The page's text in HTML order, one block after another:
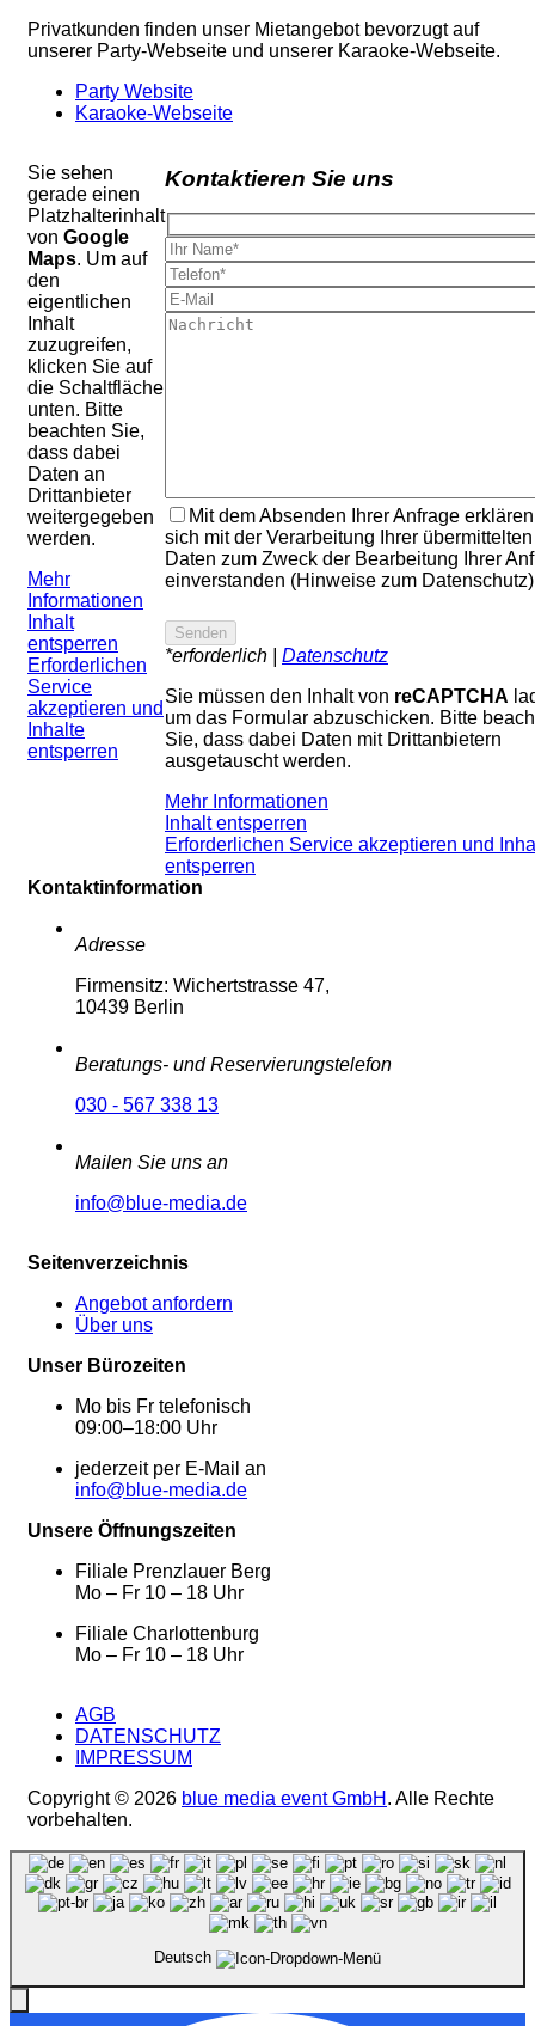
Privatkunden finden unser Mietangebot bevorzugt auf
unserer Party-Webseite und unserer Karaoke-Webseite.
Party Website
Karaoke-Webseite
Sie sehen
gerade einen
Platzhalterinhalt
von Google
Maps. Um auf
den
eigentlichen
Inhalt
zuzugreifen,
klicken Sie auf
die Schaltfläche
unten. Bitte
beachten Sie,
dass dabei
Daten an
Drittanbieter
weitergegeben
werden.
Mehr
Informationen
Inhalt
entsperren
Erforderlichen
Service
akzeptieren und
Inhalte
entsperren
Kontaktieren Sie uns
Mit dem Absenden Ihrer Anfrage
sich mit der Verarbeitung Ihrer übermittelten
Daten zum Zweck der Bearbeitung Ihrer
einverstanden (Hinweise zum Datenschutz)
*erforderlich | Datenschutz
Sie müssen den Inhalt von reCAPTCHA
um das Formular abzuschicken. Bitte
Sie, dass dabei Daten mit Drittanbietern
ausgetauscht werden.
Mehr Informationen
Inhalt entsperren
Erforderlichen Service akzeptieren und
entsperren
Kontaktinformation
Adresse
Firmensitz: Wichertstrasse 47,
10439 Berlin
Beratungs- und Reservierungstelefon
030 - 567 338 13
Mailen Sie uns an
info@blue-media.de
Seitenverzeichnis
Angebot anfordern
Über uns
Unser Bürozeiten
Mo bis Fr telefonisch
09:00–18:00 Uhr
jederzeit per E-Mail an
info@blue-media.de
Unsere Öffnungszeiten
Filiale Prenzlauer Berg
Mo – Fr 10 – 18 Uhr
Filiale Charlottenburg
Mo – Fr 10 – 18 Uhr
AGB
DATENSCHUTZ
IMPRESSUM
Copyright © 2026 blue media event GmbH . Alle Rechte
vorbehalten.
Deutsch